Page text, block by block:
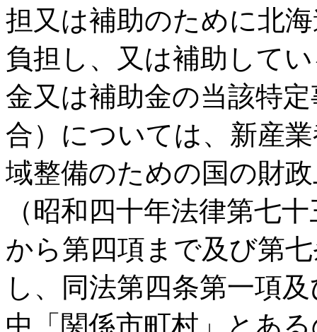
担又は補助のために北
負担し、又は補助して
金又は補助金の当該特
合）については、新産
域整備のための国の財
（昭和四十年法律第七
から第四項まで及び第
し、同法第四条第一項
中「関係市町村」とあ